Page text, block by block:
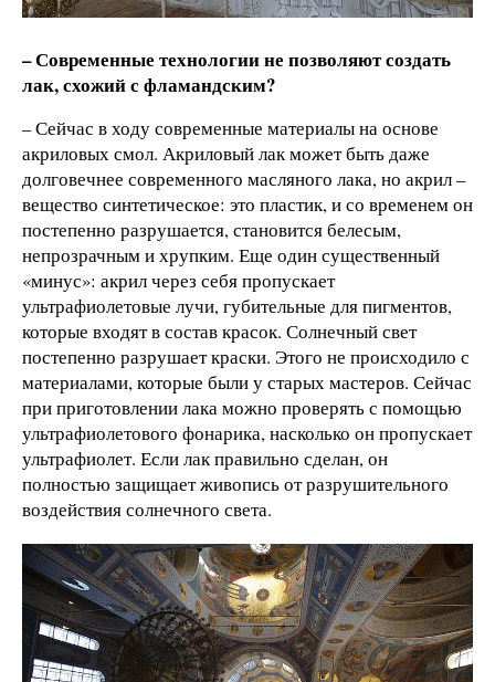
– Современные технологии не позволяют создать
лак, схожий с фламандским?
– Сейчас в ходу современные материалы на основе
акриловых смол. Акриловый лак может быть даже
долговечнее современного масляного лака, но акрил –
вещество синтетическое: это пластик, и со временем он
постепенно разрушается, становится белесым,
непрозрачным и хрупким. Еще один существенный
«минус»: акрил через себя пропускает
ультрафиолетовые лучи, губительные для пигментов,
которые входят в состав красок. Солнечный свет
постепенно разрушает краски. Этого не происходило с
материалами, которые были у старых мастеров. Сейчас
при приготовлении лака можно проверять с помощью
ультрафиолетового фонарика, насколько он пропускает
ультрафиолет. Если лак правильно сделан, он
полностью защищает живопись от разрушительного
воздействия солнечного света.